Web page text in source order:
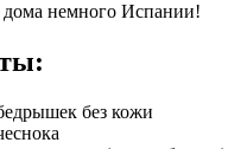
дома немного Испании!
без кожи